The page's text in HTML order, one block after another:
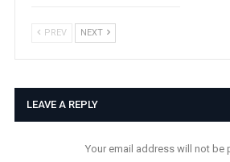
PREV NEXT
LEAVE A REPLY
Your email address will not be